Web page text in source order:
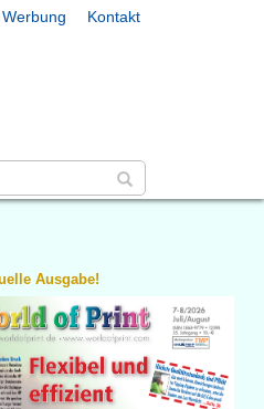
Werbung Kontakt
Ausgabe!